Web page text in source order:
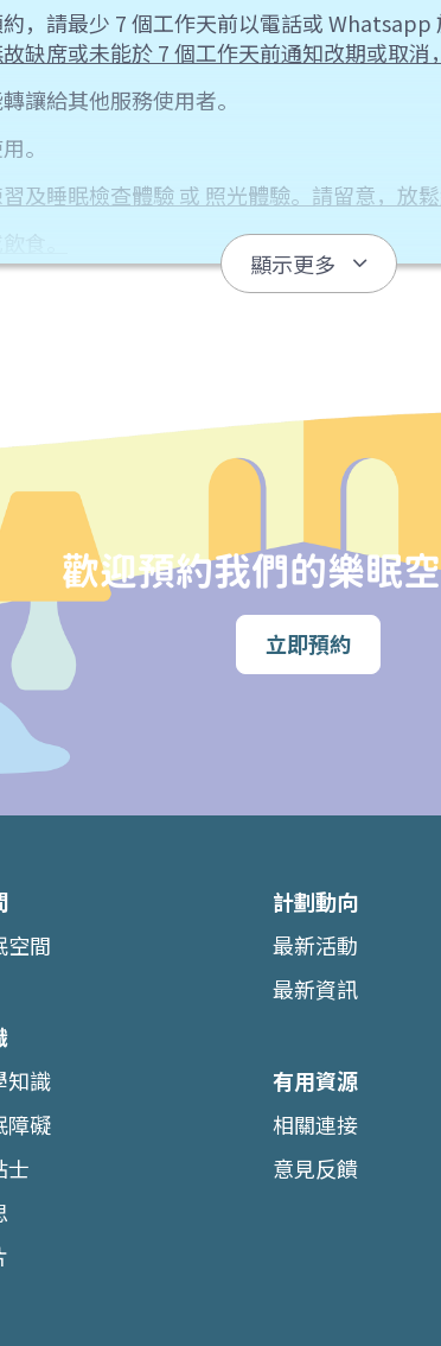
，請最少 7 個工作天前以電話或
缺席或未能於 7 個工作天前通知改期或取消
讓給其他服務使用者。
。
及睡眠檢查體驗 或 照光體驗。請留意，放
空間期間，因意外傷亡或個人物品有損壞及
，樂眠室設有 安全呼叫器讓使用者在緊急情
安全。
服務使用者，如有必要，會被要求離開樂眠
不對外開放。
士：從無躁狂發作或輕躁狂發作、沒有思覺
的偏頭痛或癲癇。如參加者有以上情況，不
士：沒有幽閉恐懼症、沒有因畏光導致的偏
使用守則之權利。
保留就爭議及與樂眠空間有關的任何問題之最
顯示更多
歡迎預約我們的樂眠
立即預約
空間
知識
障礙
士
計劃動向
最新活動
最新資訊
有用資源
相關連接
意見反饋